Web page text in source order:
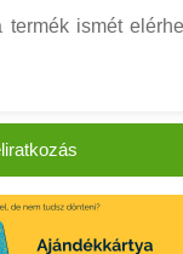
ismét